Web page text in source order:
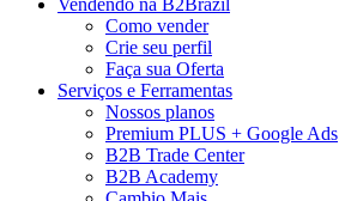
Vendendo na B2Brazil
Como vender
Crie seu perfil
Faça sua Oferta
Serviços e Ferramentas
Nossos planos
Premium PLUS + Google Ads
B2B Trade Center
B2B Academy